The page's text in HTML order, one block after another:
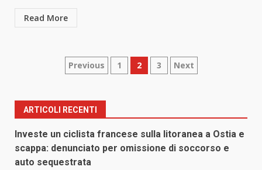
Read More
Paginazione
articoli
Previous 1 2 3 Next
ARTICOLI RECENTI
Investe un ciclista francese sulla litoranea a Ostia e
scappa: denunciato per omissione di soccorso e
auto sequestrata